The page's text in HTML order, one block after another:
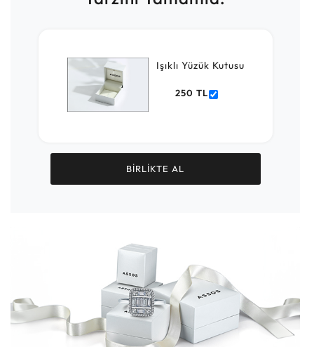
Işıklı Yüzük Kutusu
250 TL
BİRLİKTE AL